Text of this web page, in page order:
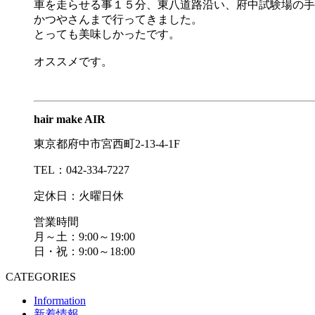
車を走らせる事１５分、東八道路沿い、府中試験場の
かつやさんまで行ってきました。
とっても美味しかったです。
オススメです。
hair make AIR
東京都府中市宮西町2-13-4-1F
TEL：042-334-7227
定休日：火曜日休
営業時間
月～土：9:00～19:00
日・祝：9:00～18:00
CATEGORIES
Information